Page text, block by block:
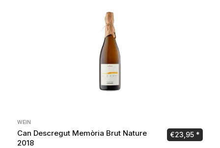
WEIN
Can Descregut Memòria Brut Nature
2018
€23,95